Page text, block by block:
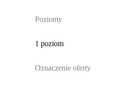
Poziomy
1 poziom
Oznaczenie oferty